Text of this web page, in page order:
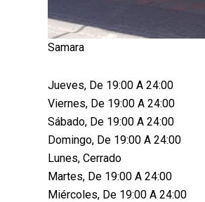
Samara
Jueves, De 19:00 A 24:00
Viernes, De 19:00 A 24:00
Sábado, De 19:00 A 24:00
Domingo, De 19:00 A 24:00
Lunes, Cerrado
Martes, De 19:00 A 24:00
Miércoles, De 19:00 A 24:00